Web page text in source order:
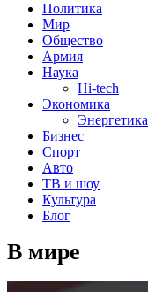
Политика
Мир
Общество
Армия
Наука
Hi-tech
Экономика
Энергетика
Бизнес
Спорт
Авто
ТВ и шоу
Культура
Блог
В мире